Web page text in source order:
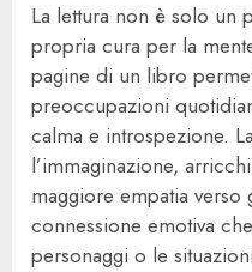
La lettura non è solo un
propria cura per la
pagine di un libro
preoccupazioni
calma e introspezione.
l’immaginazione,
maggiore empatia verso
connessione emotiva
personaggi o le